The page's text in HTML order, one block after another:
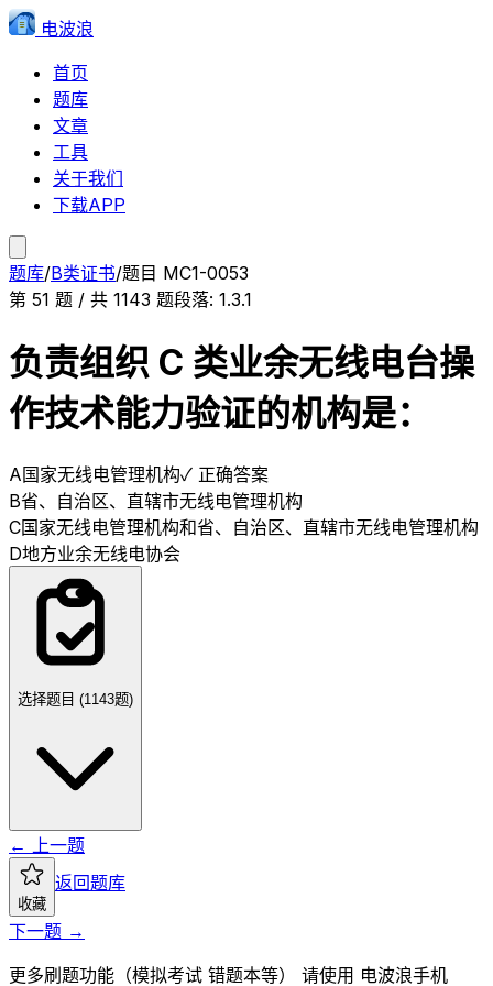
电波浪
首页
题库
文章
工具
关于我们
下载APP
题库/B类证书/题目 MC1-0053
第 51 题 / 共 1143 题段落: 1.3.1
负责组织 C 类业余无线电台操
作技术能力验证的机构是：
A国家无线电管理机构✓ 正确答案
B省、自治区、直辖市无线电管理机构
C国家无线电管理机构和省、自治区、直辖市无线电管理机构
D地方业余无线电协会
选择题目 (1143题)
← 上一题
收藏
返回题库
下一题 →
更多刷题功能（模拟考试 错题本等） 请使用 电波浪手机